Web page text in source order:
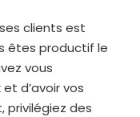
clients est
êtes productif le
vous
d’avoir vos
privilégiez des